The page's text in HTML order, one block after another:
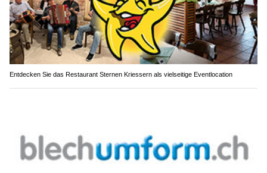
Entdecken Sie das Restaurant Sternen Kriessern als vielseitige Eventlocation